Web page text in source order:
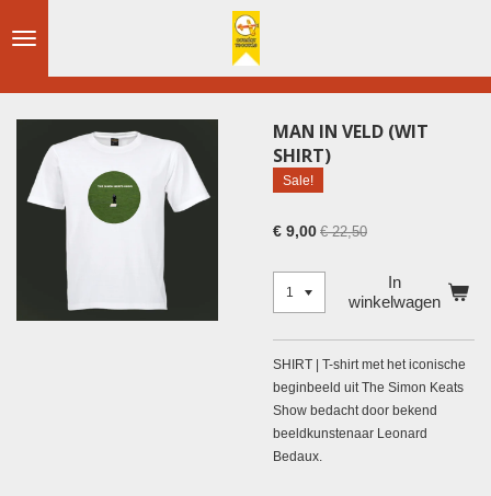
direct
de
MAN IN VELD (WIT
SHIRT)
Sale!
€ 9,00 € 22,50
In
winkelwagen
SHIRT | T-shirt met het iconische
beginbeeld uit The Simon Keats
Show bedacht door bekend
beeldkunstenaar Leonard
Bedaux.